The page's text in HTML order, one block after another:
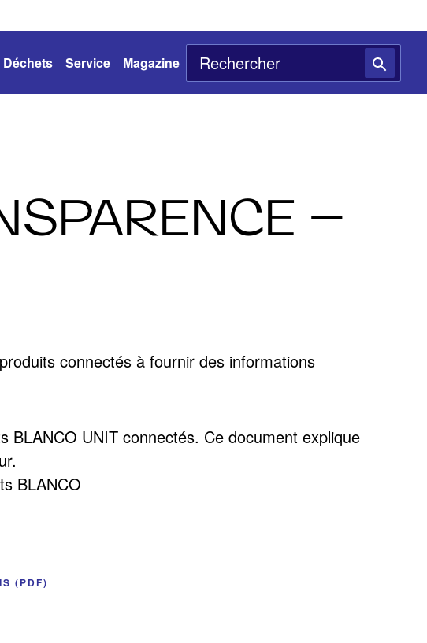
Déchets Service Magazine
–
connectés à fournir des informations
UNIT connectés. Ce document explique
BLANCO
(PDF)